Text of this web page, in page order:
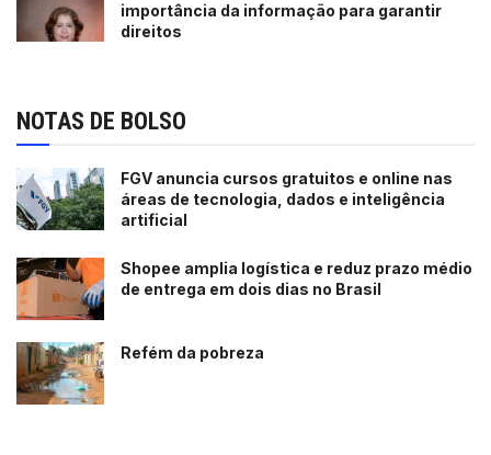
importância da informação para garantir
direitos
NOTAS DE BOLSO
FGV anuncia cursos gratuitos e online nas
áreas de tecnologia, dados e inteligência
artificial
Shopee amplia logística e reduz prazo médio
de entrega em dois dias no Brasil
Refém da pobreza